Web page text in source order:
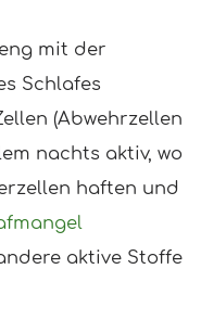
mit der
Schlafes
(Abwehrzellen
nachts aktiv, wo
haften und
aktive Stoffe